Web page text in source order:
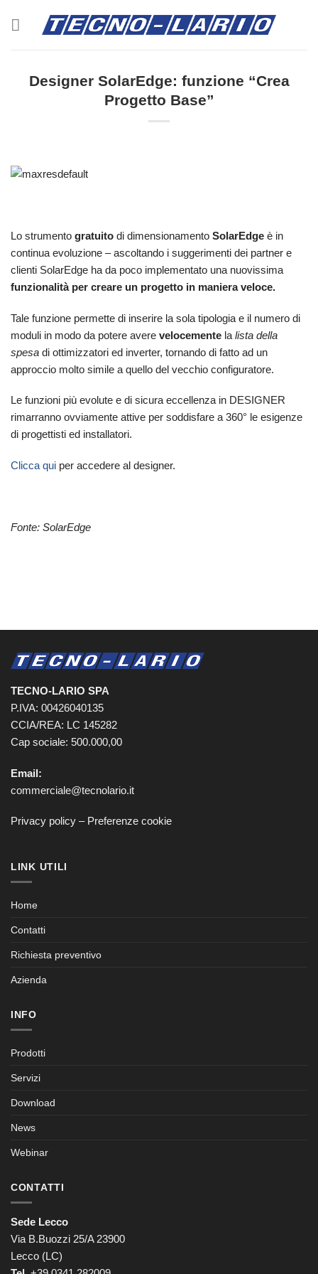
Designer SolarEdge: funzione “Crea
Progetto Base”
Lo strumento gratuito di dimensionamento SolarEdge è in
continua evoluzione – ascoltando i suggerimenti dei partner e
clienti SolarEdge ha da poco implementato una nuovissima
funzionalità per creare un progetto in maniera veloce.
Tale funzione permette di inserire la sola tipologia e il numero di
moduli in modo da potere avere velocemente la lista della
spesa di ottimizzatori ed inverter, tornando di fatto ad un
approccio molto simile a quello del vecchio configuratore.
Le funzioni più evolute e di sicura eccellenza in DESIGNER
rimarranno ovviamente attive per soddisfare a 360° le esigenze
di progettisti ed installatori.
Clicca qui per accedere al designer.
Fonte: SolarEdge
TECNO-LARIO SPA
P.IVA: 00426040135
CCIA/REA: LC 145282
Cap sociale: 500.000,00
Email:
commerciale@tecnolario.it
Privacy policy – Preferenze cookie
LINK UTILI
Home
Contatti
Richiesta preventivo
Azienda
INFO
Prodotti
Servizi
Download
News
Webinar
CONTATTI
Sede Lecco
Via B.Buozzi 25/A 23900
Lecco (LC)